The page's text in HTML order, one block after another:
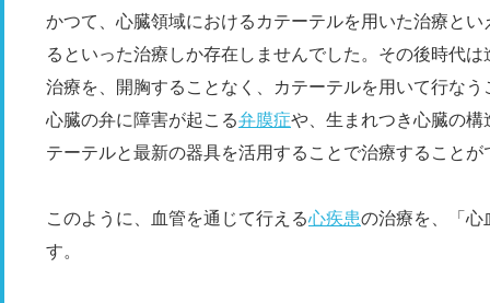
かつて、心臓領域におけるカテーテルを用いた治療と
るといった治療しか存在しませんでした。その後時代
治療を、開胸することなく、カテーテルを用いて行な
心臓の弁に障害が起こる弁膜症や、生まれつき心臓の
テーテルと最新の器具を活用することで治療することが
このように、血管を通じて行える心疾患の治療を、「心
す。